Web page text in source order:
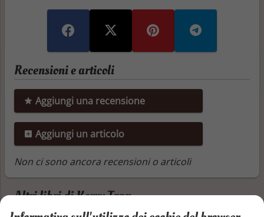
Recensioni e articoli
Aggiungi una recensione
Aggiungi un articolo
Non ci sono ancora recensioni o articoli
Altri libri di Kerry Tran